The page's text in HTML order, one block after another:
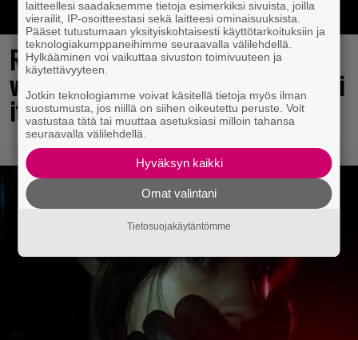
Rakastettu julkaisija täyttää 40
vuotta, valtavat alet käynnissä – hanki
itsellesi klassikoita pikkurahalla
laitteellesi saadaksemme tietoja esimerkiksi sivuista, joilla
vierailit, IP-osoitteestasi sekä laitteesi ominaisuuksista.
Pääset tutustumaan yksityiskohtaisesti käyttötarkoituksiin ja
teknologiakumppaneihimme seuraavalla välilehdellä.
Hylkääminen voi vaikuttaa sivuston toimivuuteen ja
käytettävyyteen.
Jotkin teknologiamme voivat käsitellä tietoja myös ilman
suostumusta, jos niillä on siihen oikeutettu peruste. Voit
vastustaa tätä tai muuttaa asetuksiasi milloin tahansa
seuraavalla välilehdellä.
Hyväksyn kaikki
Omat valintani
Tietosuojakäytäntömme